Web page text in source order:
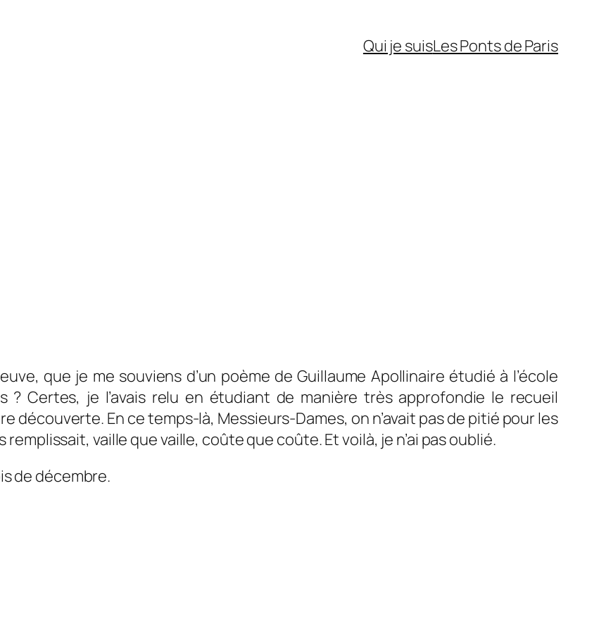
Qui je suisLes Ponts de Paris
que je me souviens d’un poème de Guillaume Apollinaire étudié à l’école
Certes, je l’avais relu en étudiant de manière très approfondie le recueil
découverte. En ce temps-là, Messieurs-Dames, on n’avait pas de pitié pour les
vaille que vaille, coûte que coûte. Et voilà, je n’ai pas oublié.
de décembre.